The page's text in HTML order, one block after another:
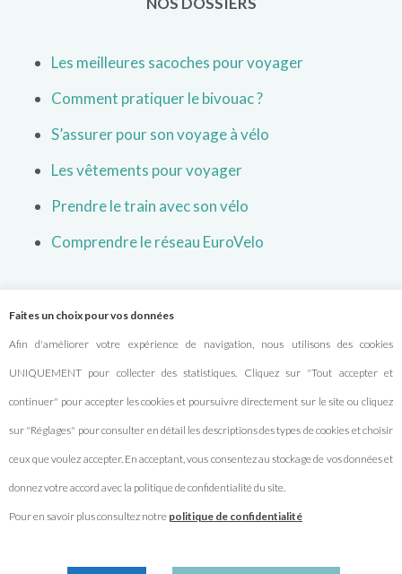
Les meilleures sacoches pour voyager
Comment pratiquer le bivouac ?
S’assurer pour son voyage à vélo
Les vêtements pour voyager
Prendre le train avec son vélo
Comprendre le réseau EuroVelo
À PROPOS
Qui sommes-nous ?
Nous contacter
Mentions légales
Politique de confidentialité
Faites un choix pour vos données
Afin d'améliorer votre expérience de navigation, nous utilisons des cookies
UNIQUEMENT pour collecter des statistiques. Cliquez sur "Tout accepter et
continuer" pour accepter les cookies et poursuivre directement sur le site ou cliquez
sur "Réglages" pour consulter en détail les descriptions des types de cookies et choisir
ceux que voulez accepter. En acceptant, vous consentez au stockage de vos données et
donnez votre accord avec la politique de confidentialité du site.
Pour en savoir plus consultez notre politique de confidentialité